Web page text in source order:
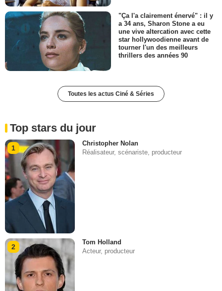
"Ça l'a clairement énervé" : il y
a 34 ans, Sharon Stone a eu
une vive altercation avec cette
star hollywoodienne avant de
tourner l'un des meilleurs
thrillers des années 90
Toutes les actus Ciné & Séries
Top stars du jour
1
Christopher Nolan
Réalisateur, scénariste, producteur
2
Tom Holland
Acteur, producteur